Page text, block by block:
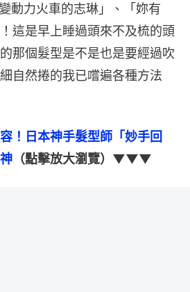
動力火車的志琳」、「妳有
這是早上睡過頭來不及梳的頭
那個髮型是不是也是要經過吹
自然捲的我已嚐遍各種方法
！日本神手髮型師「妙手回
（點擊放大瀏覽）▼▼▼